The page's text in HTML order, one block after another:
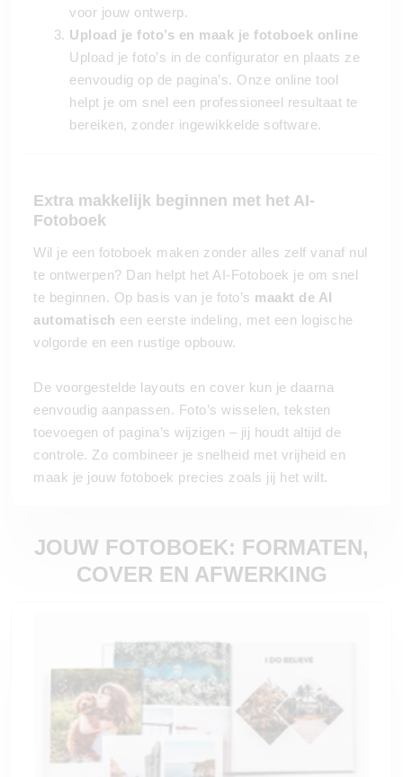
voor jouw ontwerp.
Upload je foto’s en maak je fotoboek online
Upload je foto’s in de configurator en plaats ze
eenvoudig op de pagina’s. Onze online tool
helpt je om snel een professioneel resultaat te
bereiken, zonder ingewikkelde software.
Extra makkelijk beginnen met het AI-
Fotoboek
Wil je een fotoboek maken zonder alles zelf vanaf nul
te ontwerpen? Dan helpt het AI-Fotoboek je om snel
te beginnen. Op basis van je foto’s maakt de AI
automatisch een eerste indeling, met een logische
volgorde en een rustige opbouw.
De voorgestelde layouts en cover kun je daarna
eenvoudig aanpassen. Foto’s wisselen, teksten
toevoegen of pagina’s wijzigen – jij houdt altijd de
controle. Zo combineer je snelheid met vrijheid en
maak je jouw fotoboek precies zoals jij het wilt.
JOUW FOTOBOEK: FORMATEN,
COVER EN AFWERKING